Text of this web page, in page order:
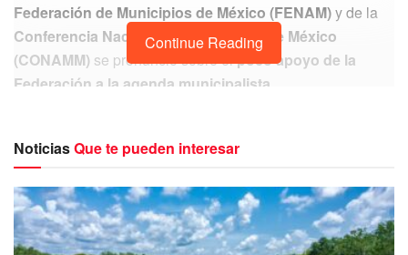
Federación de Municipiosde México (FENAM)y de la
Conferencia Nacional de Municipios de México
(CONAMM) se pronunció sobre elpoco apoyo de la
Federación a la agenda municipalista.
Apodaca, César Garza Villarrealse refirió al
por parte de la Federación a los municipios turísticos
mencionando por ejemplo,la desaparición del Fondo de
Pueblos Mágicos, del Fondo Metropolitano,así como la
extinción delFonatury el fondo para elFortalecimiento
Continue Reading
NoticiasQue te pueden interesar